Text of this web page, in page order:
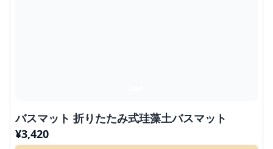
バスマット 折りたたみ式珪藻土バスマット
¥3,420